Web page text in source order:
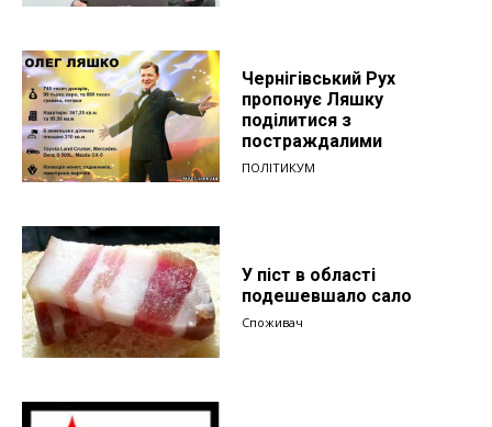
Чернігівський Рух
пропонує Ляшку
поділитися з
постраждалими
ПОЛІТИКУМ
У піст в області
подешевшало сало
Споживач